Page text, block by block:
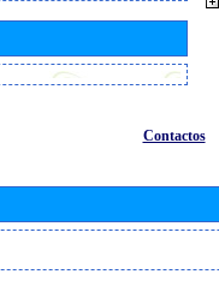
Contactos